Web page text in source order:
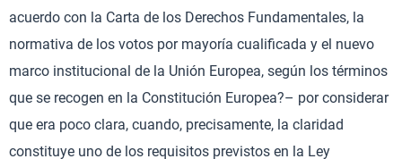
acuerdo con la Carta de los Derechos Fundamentales, la
normativa de los votos por mayoría cualificada y el nuevo
marco institucional de la Unión Europea, según los términos
que se recogen en la Constitución Europea?– por considerar
que era poco clara, cuando, precisamente, la claridad
constituye uno de los requisitos previstos en la Ley